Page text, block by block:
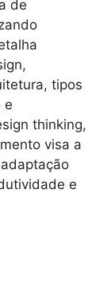
de
tipos
e
thinking,
visa a
e